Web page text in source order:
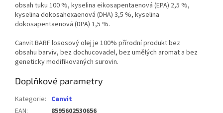
obsah tuku 100 %, kyselina eikosapentaenová (EPA) 2,5 %,
kyselina dokosahexaenová (DHA) 3,5 %, kyselina
dokosapentaenová (DPA) 1,5 %.
Canvit BARF lososový olej je 100% přírodní produkt bez
obsahu barviv, bez dochucovadel, bez umělých aromat a bez
geneticky modifikovaných surovin.
Doplňkové parametry
Kategorie: Canvit